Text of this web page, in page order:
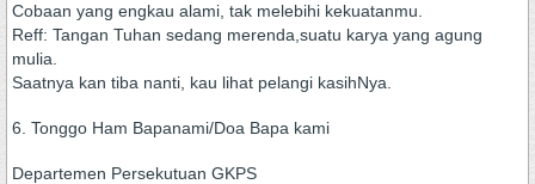
Cobaan yang engkau alami, tak melebihi kekuatanmu.
Reff: Tangan Tuhan sedang merenda,suatu karya yang agung
mulia.
Saatnya kan tiba nanti, kau lihat pelangi kasihNya.
6. Tonggo Ham Bapanami/Doa Bapa kami
Departemen Persekutuan GKPS